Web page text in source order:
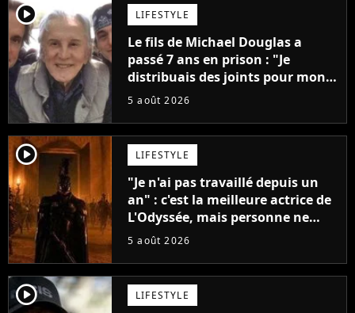
player2 LIFESTYLE
Le fils de Michael Douglas a
passé 7 ans en prison : "Je
distribuais des joints pour mon
père"
5 août 2026
player2 LIFESTYLE
"Je n'ai pas travaillé depuis un
an" : c'est la meilleure actrice de
L'Odyssée, mais personne ne
veut lui donner de rôle au
5 août 2026
player2 LIFESTYLE